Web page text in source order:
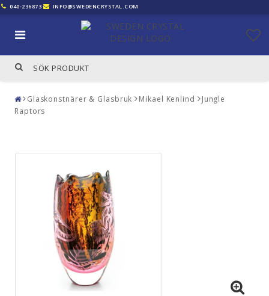
040-236873 INFO@SWEDENCRYSTAL.COM
Glaskonstnärer & Glasbruk Mikael Kenlind
Jungle
Raptors